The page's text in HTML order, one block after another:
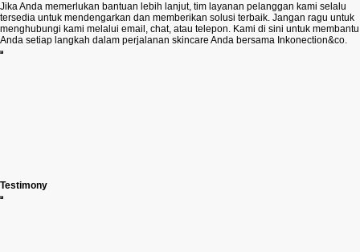
Jika Anda memerlukan bantuan lebih lanjut, tim layanan pelanggan kami selalu
tersedia untuk mendengarkan dan memberikan solusi terbaik. Jangan ragu untuk
menghubungi kami melalui email, chat, atau telepon. Kami di sini untuk membantu
Anda setiap langkah dalam perjalanan skincare Anda bersama Inkonection&co.
Testimony